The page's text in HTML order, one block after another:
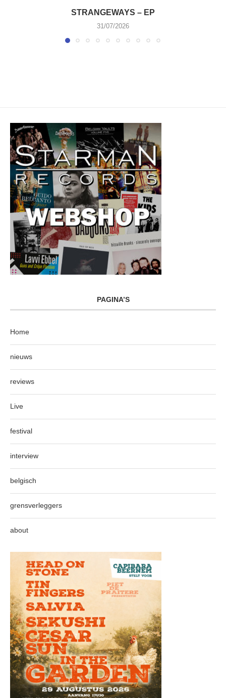
STRANGEWAYS – EP
31/07/2026
PAGINA’S
Home
nieuws
reviews
Live
festival
interview
belgisch
grensverleggers
about